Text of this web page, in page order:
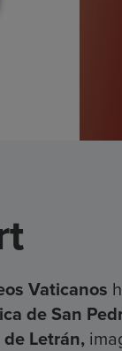
Vaticanos
de San
de Letrán,